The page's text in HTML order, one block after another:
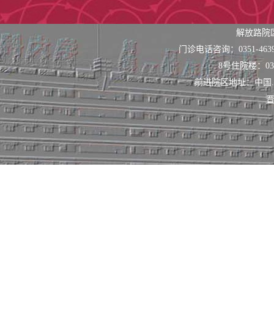
解放路
门诊电话咨询：0351-
8号住院楼：
前进院区地址：中